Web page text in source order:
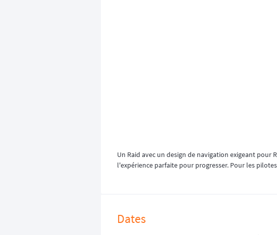
Un Raid avec un design de navigation exigeant
l'expérience parfaite pour progresser. Pour les
Dates